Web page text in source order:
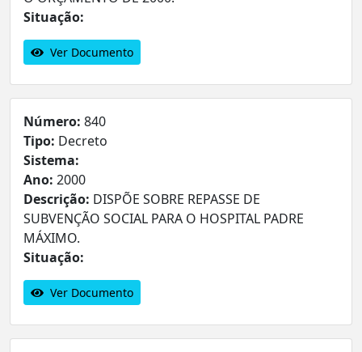
Situação:
Ver Documento
Número: 840
Tipo: Decreto
Sistema:
Ano: 2000
Descrição: DISPÕE SOBRE REPASSE DE
SUBVENÇÃO SOCIAL PARA O HOSPITAL PADRE
MÁXIMO.
Situação:
Ver Documento